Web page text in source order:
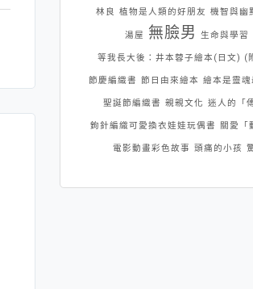
林良 植物是人類的好朋友 機智與幽
湯屋 無臉男 生命與學習
等我長大後：井本蓉子繪本(日文) (
節慶編織書 節日由來繪本 繪本是靈
聖誕節編織書 親親文化 迷人的「
鉤針編織可愛換衣娃娃玩偶書 關愛「
電影動畫彩色故事 頭痛的小孩